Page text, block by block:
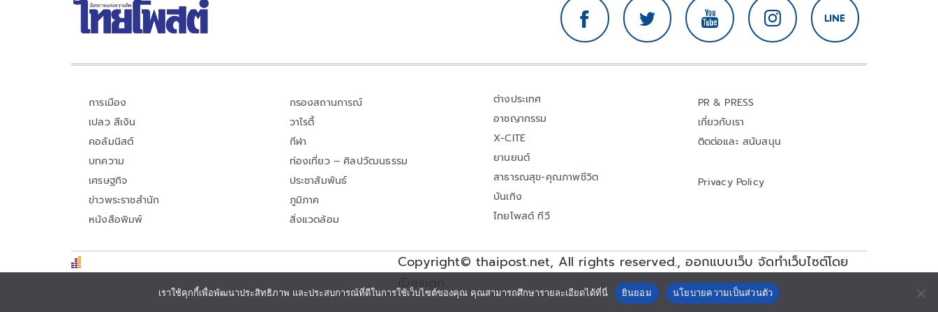
การเมือง
เปลว สีเงิน
คอลัมนิสต์
บทความ
เศรษฐกิจ
ข่าวพระราชสำนัก
หนังสือพิมพ์
กรองสถานการณ์
วาไรตี้
กีฬา
ท่องเที่ยว – ศิลปวัฒนธรรม
ประชาสัมพันธ์
ภูมิภาค
สิ่งแวดล้อม
ต่างประเทศ
อาชญากรรม
X-CITE
ยานยนต์
สาธารณสุข-คุณภาพชีวิต
บันเทิง
ไทยโพสต์ ทีวี
PR & PRESS
เกี่ยวกับเรา
ติดต่อและ สนับสนุน
Privacy Policy
Copyright© thaipost.net, All rights reserved.,ออกแบบเว็บ จัดทำเว็บไซต์โดย
iDesign
เราใช้คุกกี้เพื่อพัฒนาประสิทธิภาพ และประสบการณ์ที่ดีในการใช้เว็บไซต์ของคุณ คุณสามารถศึกษารายละเอียดได้ที่นี่ ยินยอม นโยบายความเป็นส่วนตัว